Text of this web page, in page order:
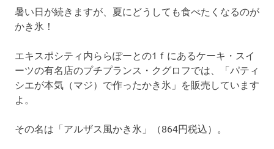
す
。
さ
ま
の
口
コ
を
暑い日が続きますが、夏にどうしても食べたくなるのが
かき氷！
エキスポシティ内ららぽーとの1ｆにあるケーキ・スイ
ーツの有名店のプチプランス・クグロフでは、「パティ
シエが本気（マジ）で作ったかき氷」を販売しています
よ。
その名は「アルザス風かき氷」（864円税込）。